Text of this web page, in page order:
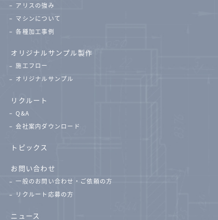
アリスの強み
マシンについて
各種加工事例
オリジナルサンプル製作
施工フロー
オリジナルサンプル
リクルート
Q&A
会社案内ダウンロード
トピックス
お問い合わせ
一般のお問い合わせ・ご依頼の方
リクルート応募の方
ニュース